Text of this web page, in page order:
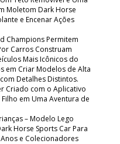
Moletom Dark Horse
e Encenar Ações
Champions Permitem
Carros Construam
Mais Icônicos do
em Criar Modelos de Alta
Detalhes Distintos.
Criado com o Aplicativo
em Uma Aventura de
– Modelo Lego
Horse Sports Car Para
e Colecionadores